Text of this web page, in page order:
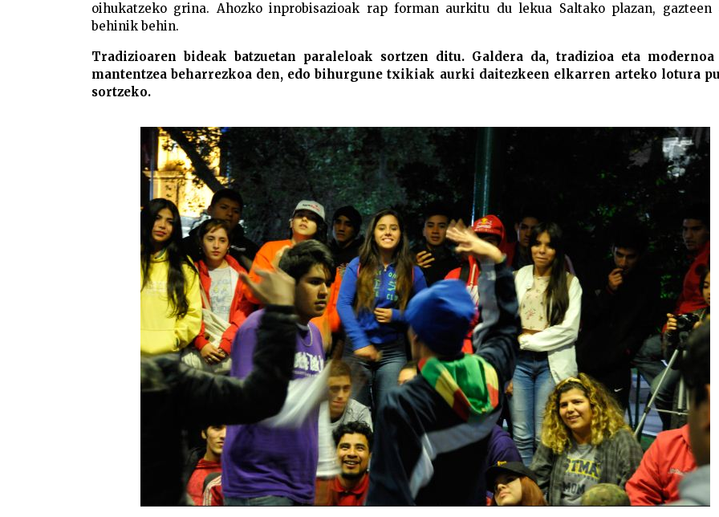
oihukatzeko grina. Ahozko inprobisazioak rap forman aurkitu du lekua Saltako plazan, gazteen
behinik behin.
Tradizioaren bideak batzuetan paraleloak sortzen ditu. Galdera da, tradizioa eta modernoa
mantentzea beharrezkoa den, edo bihurgune txikiak aurki daitezkeen elkarren arteko lotura
sortzeko.